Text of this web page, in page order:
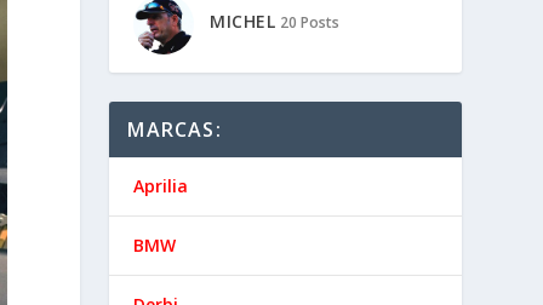
MICHEL 20 Posts
MARCAS:
Aprilia
BMW